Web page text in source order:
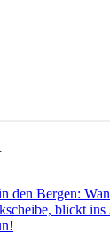
den Bergen:
blickt